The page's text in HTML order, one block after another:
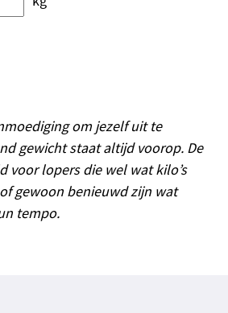
om jezelf uit te
gewicht staat altijd voorop. De
voor lopers die wel wat kilo’s
gewoon benieuwd zijn wat
tempo.